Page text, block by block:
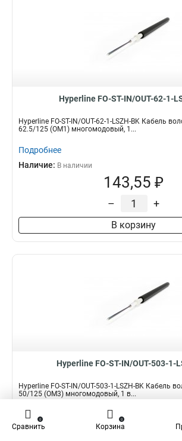
Hyperline FO-ST-IN/OUT-62-1-
Hyperline FO-ST-IN/OUT-62-1-LSZH-BK Кабель
62.5/125 (OM1) многомодовый, 1...
Подробнее
Наличие: В наличии
143,55 ₽
– +
В корзину
Hyperline FO-ST-IN/OUT-503-1-
Hyperline FO-ST-IN/OUT-503-1-LSZH-BK Кабель
50/125 (OM3) многомодовый, 1 в...
Подробнее
Наличие:
Сравнить
0
Корзина
0